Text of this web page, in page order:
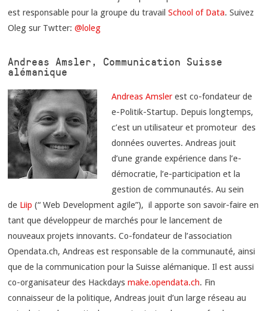
est responsable pour la groupe du travailSchool of Data. Suivez
Oleg sur Twtter:@loleg
Andreas Amsler, Communication Suisse
alémanique
Andreas Amsler est co-fondateur de
e-Politik-Startup. Depuis longtemps,
c’est un utilisateur et promoteur des
données ouvertes. Andreas jouit
d’une grande expérience dans l’e-
démocratie, l’e-participation et la
gestion de communautés. Au sein
de Liip (“ Web Development agile”), il apporte son savoir-faire en
tant que développeur de marchés pour le lancement de
nouveaux projets innovants. Co-fondateur de l’association
Opendata.ch, Andreas est responsable de la communauté, ainsi
que de la communication pour la Suisse alémanique. Il est aussi
co-organisateur des Hackdaysmake.opendata.ch. Fin
connaisseur de la politique, Andreas jouit d’un large réseau au